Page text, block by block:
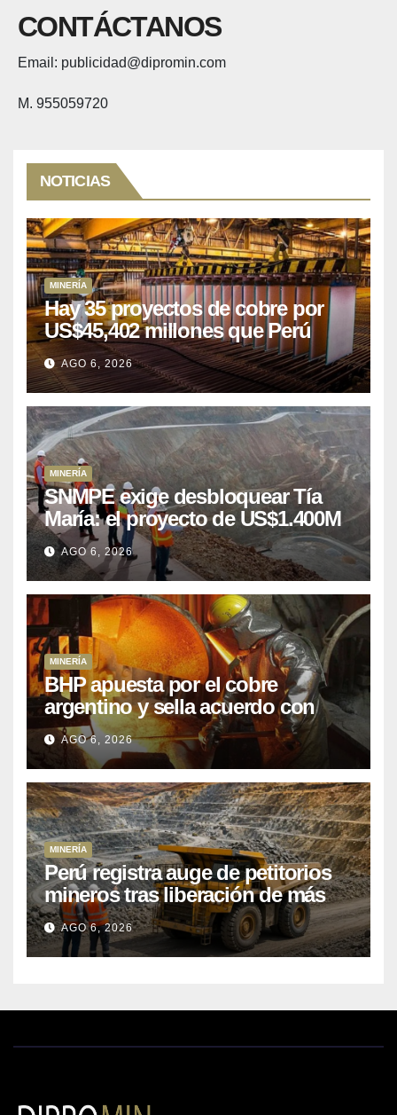
CONTÁCTANOS
Email: publicidad@dipromin.com
M. 955059720
NOTICIAS
MINERÍA
Hay 35 proyectos de cobre por
US$45,402 millones que Perú
puede aprovechar
AGO 6, 2026
MINERÍA
SNMPE exige desbloquear Tía
María: el proyecto de US$1.400M
que Perú lleva 15 años
posponiendo
AGO 6, 2026
MINERÍA
BHP apuesta por el cobre
argentino y sella acuerdo con
Kobrea para siete proyecto
AGO 6, 2026
MINERÍA
Perú registra auge de petitorios
mineros tras liberación de más
de mil concesiones para explorar
cobre y oro
AGO 6, 2026